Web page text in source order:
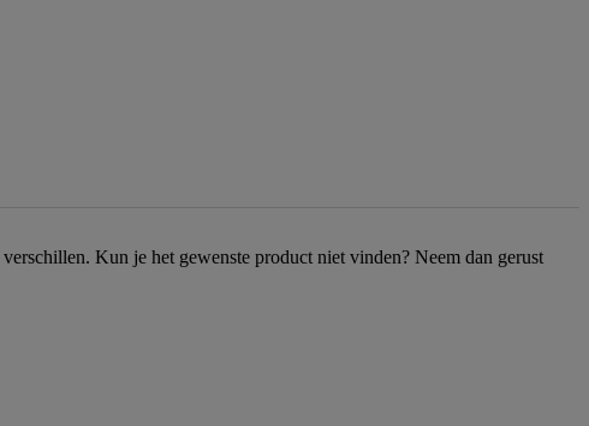
Kun je het gewenste product niet vinden? Neem dan gerust